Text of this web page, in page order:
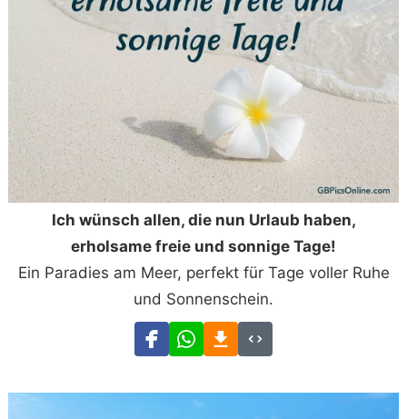
Ich wünsch allen, die nun Urlaub haben,
erholsame freie und sonnige Tage!
Ein Paradies am Meer, perfekt für Tage voller Ruhe
und Sonnenschein.